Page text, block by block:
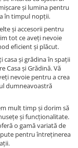
și lumina pentru
în timpul nopții.
și accesorii pentru
tot ce aveți nevoie
eficient și plăcut.
casa și grădina în spații
Casa și Grădină. Vă
nevoie pentru a crea
dumneavoastră
mult timp și dorim să
și funcționalitate.
o gamă variată de
pentru întreținerea